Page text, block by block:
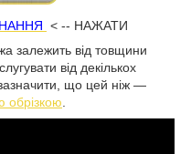
< -- НАЖАТИ
залежить від товщини
від декількох
зазначити, що цей ніж —
обрізкою.